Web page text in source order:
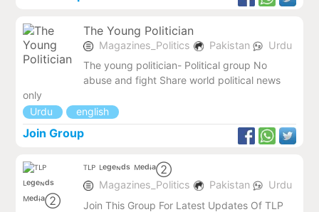
The Young Politician
Magazines_Politics Pakistan
Urdu
The young politician- Political group No
abuse and fight Share world political news
only
Urdu
english
Join Group
ᵀᴸᴾ ᴸᵉᵍᵉᶰᵈˢ ᴹᵉᵈᶤᵃ②
Magazines_Politics Pakistan
Urdu
Join This Group For Latest Updates Of TLP